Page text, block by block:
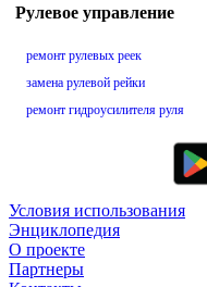
Рулевое управление
ремонт рулевых реек
замена рулевой рейки
ремонт гидроусилителя руля
Условия использования
Энциклопедия
О проекте
Партнеры